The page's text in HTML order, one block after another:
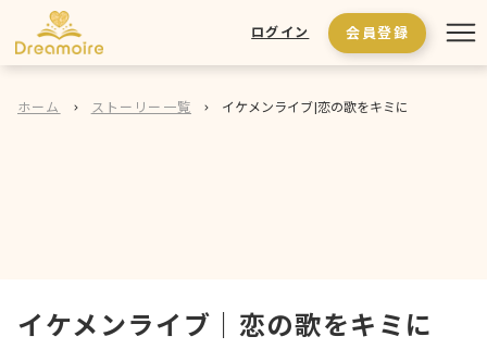
ログイン 会員登録
ホーム ストーリー一覧 イケメンライブ|恋の歌をキミに
イケメンライブ 恋の歌をキミに